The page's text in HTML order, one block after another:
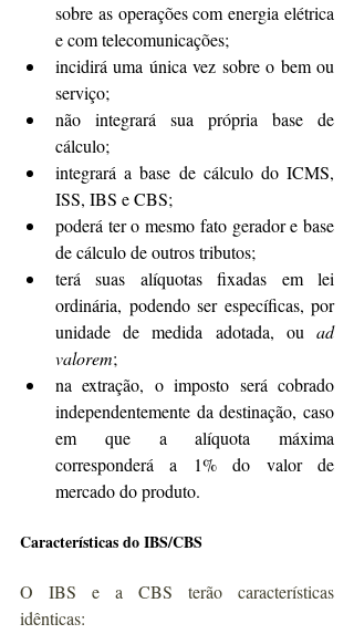
sobre as operações com energia elétrica
e com telecomunicações;
incidirá uma única vez sobre o bem ou
serviço;
não integrará sua própria base de
cálculo;
integrará a base de cálculo do ICMS,
ISS, IBS e CBS;
poderá ter o mesmo fato gerador e base
de cálculo de outros tributos;
terá suas alíquotas fixadas em lei
ordinária, podendo ser específicas, por
unidade de medida adotada, ou ad
valorem;
na extração, o imposto será cobrado
independentemente da destinação, caso
em que a alíquota máxima
corresponderá a 1% do valor de
mercado do produto.
Características do IBS/CBS
O IBS e a CBS terão características
idênticas: